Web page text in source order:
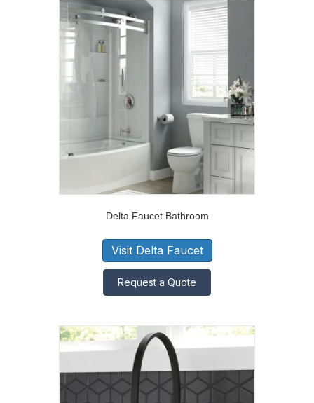
Delta Faucet Bathroom
Visit Delta Faucet
Request a Quote